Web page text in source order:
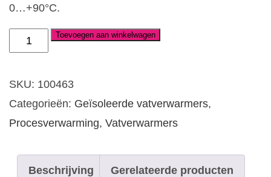
0…+90°C.
Vatverwarmer
aantal
Toevoegen aan winkelwagen
SKU: 100463
Categorieën: Geïsoleerde vatverwarmers,
Procesverwarming, Vatverwarmers
Beschrijving Gerelateerde producten